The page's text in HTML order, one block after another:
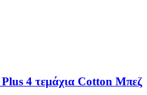
4 τεμάχια Cotton Μπεζ